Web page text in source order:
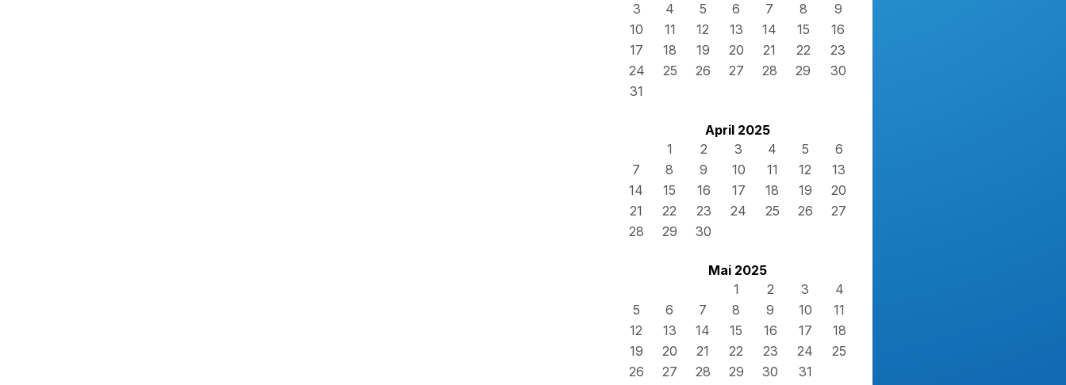
3
4 5 6 7 8
9
10
11 12 13 14 15
16
17
18 19 20 21 22
23
24
25 26 27 28 29
30
31
April 2025
1
2 3 4 5
6
7
8 9 10 11 12
13
14
15 16 17 18 19
20
21
22 23 24 25 26
27
28
29 30
Mai 2025
1
2 3
4
5
6 7 8 9 10
11
12
13 14 15 16 17
18
19
20 21 22 23 24
25
26
27 28 29 30 31